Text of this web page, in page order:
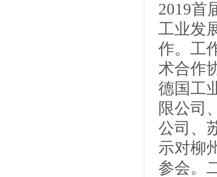
2019首
工业发
作。工
术合作
德国工
限公司
公司、
示对柳
参会。